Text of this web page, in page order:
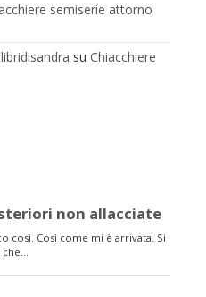
semiserie attorno
su Chiacchiere